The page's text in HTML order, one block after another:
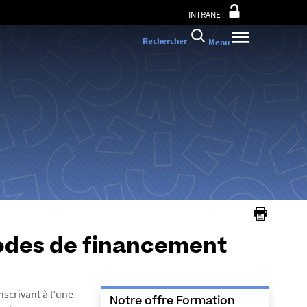
INTRANET
Rechercher Menu
de financement
à l’une
Notre offre Formation